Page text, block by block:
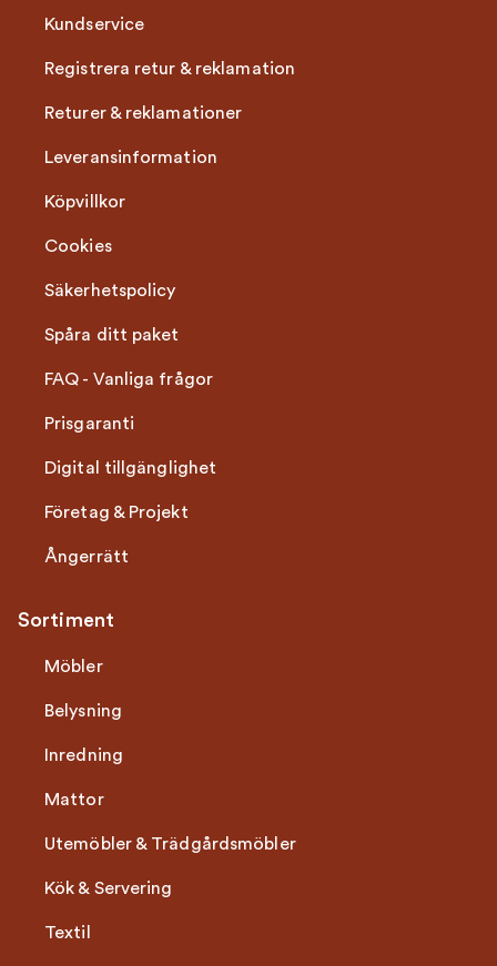
vilket betyder "från en, lär alla".
Kundservice
Registrera retur & reklamation
Returer & reklamationer
Leveransinformation
Köpvillkor
Cookies
Säkerhetspolicy
Spåra ditt paket
FAQ - Vanliga frågor
Prisgaranti
Digital tillgänglighet
Företag & Projekt
Ångerrätt
Sortiment
Möbler
Belysning
Inredning
Mattor
Utemöbler & Trädgårdsmöbler
Kök & Servering
Textil